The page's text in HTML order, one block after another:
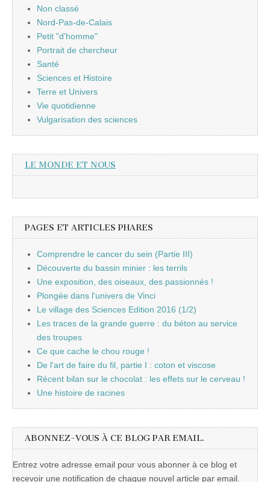
Non classé
Nord-Pas-de-Calais
Petit "d'homme"
Portrait de chercheur
Santé
Sciences et Histoire
Terre et Univers
Vie quotidienne
Vulgarisation des sciences
LE MONDE ET NOUS
PAGES ET ARTICLES PHARES
Comprendre le cancer du sein (Partie III)
Découverte du bassin minier : les terrils
Une exposition, des oiseaux, des passionnés !
Plongée dans l'univers de Vinci
Le village des Sciences Edition 2016 (1/2)
Les traces de la grande guerre : du béton au service
des troupes
Ce que cache le chou rouge !
De l'art de faire du fil, partie I : coton et viscose
Récent bilan sur le chocolat : les effets sur le cerveau !
Une histoire de racines
ABONNEZ-VOUS À CE BLOG PAR EMAIL.
Entrez votre adresse email pour vous abonner à ce blog et
recevoir une notification de chaque nouvel article par email.